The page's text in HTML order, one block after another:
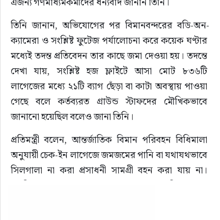
তিনি জানান, অভিযোগের পর বিমানবন্দরের বডি-অন-
ক্যামেরা ও সংশ্লিষ্ট ফুটেজ পর্যালোচনা করে কয়েক ঘণ্টার
মধ্যেই তদন্ত প্রতিবেদন তার কাছে জমা দেওয়া হয়। তদন্তে
দেখা যায়, সংশ্লিষ্ট হজ ফ্লাইটে আসা মোট ৮৩৬টি
লাগেজের মধ্যে ২১টি ব্যাগ ছেঁড়া বা কাটা অবস্থায় পাওয়া
গেছে বলে কর্তব্যরত গ্রাউন্ড স্টাফদের মৌখিকভাবে
জানানো হয়েছিল বলেও জানা তিনি।
প্রতিমন্ত্রী বলেন, আন্তর্জাতিক বিমান পরিবহন বিধিমালা
অনুযায়ী চেক-ইন লাগেজে জমজমের পানি বা যথাযথভাবে
সিলগালা না করা প্রসাধনী সামগ্রী বহন করা যায় না।